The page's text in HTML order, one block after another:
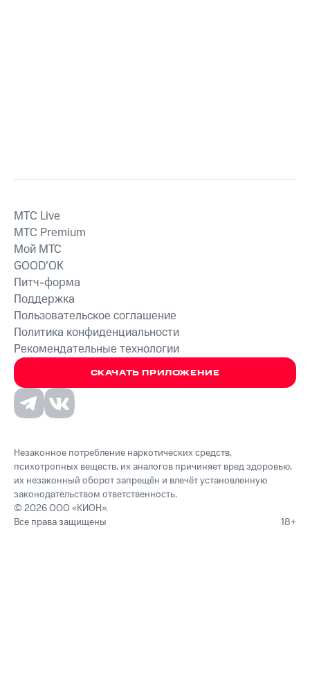
СКАЧАТЬ ПРИЛОЖЕНИЕ
MTС Live
MTС Premium
Мой МТС
GOOD’OK
Питч-форма
Поддержка
Пользовательское соглашение
Политика конфиденциальности
Рекомендательные технологии
Незаконное потребление наркотических средств,
психотропных веществ, их аналогов причиняет вред здоровью,
их незаконный оборот запрещён и влечёт установленную
законодательством ответственность.
© 2026 ООО «КИОН».
Все права защищены
18+